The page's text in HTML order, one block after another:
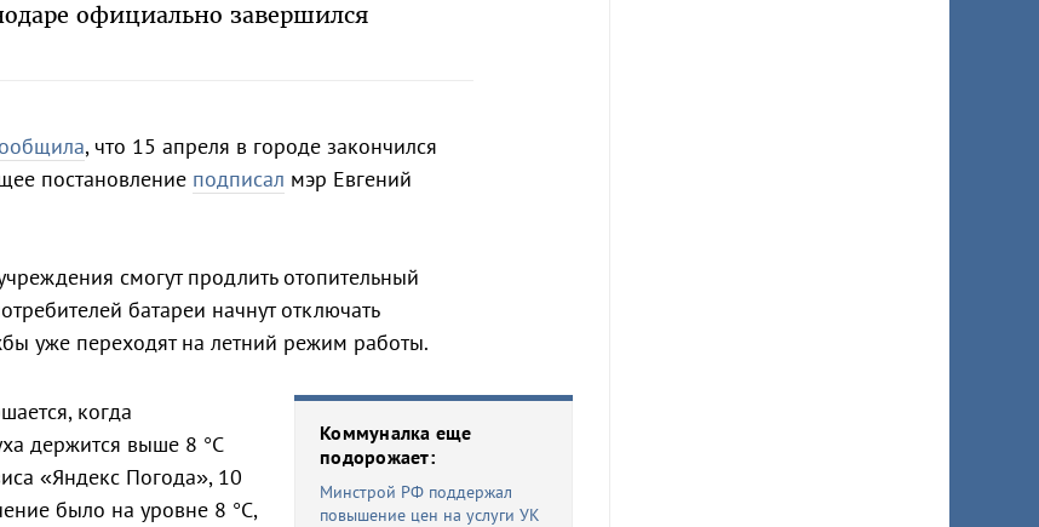
официально завершился
, что 15 апреля в городе закончился
постановление подписал мэр Евгений
смогут продлить отопительный
батареи начнут отключать
уже переходят на летний режим работы.
Коммуналка еще
подорожает:
Минстрой РФ поддержал
повышение цен на услуги УК
когда
держится выше 8 °C
«Яндекс Погода», 10
было на уровне 8 °C,